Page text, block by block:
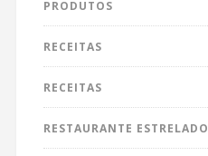
PRODUTOS
RECEITAS
RECEITAS
RESTAURANTE ESTRELADO